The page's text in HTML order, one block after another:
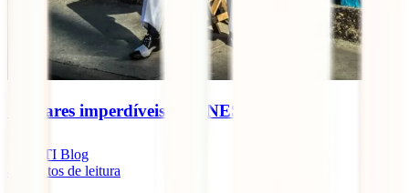
5 lugares imperdíveis da UNESCO
IATI Blog
minutos de leitura